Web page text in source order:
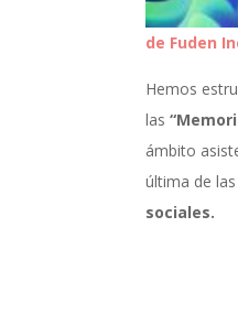
de Fuden
Hemos
las
ámbito
última de
sociales.